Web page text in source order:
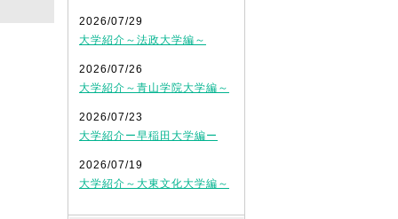
2026/07/29
大学紹介～法政大学編～
2026/07/26
大学紹介～青山学院大学編～
2026/07/23
大学紹介ー早稲田大学編ー
2026/07/19
大学紹介～大東文化大学編～